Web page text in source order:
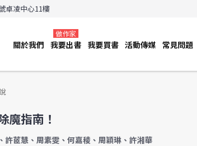
卓凌中心11樓
關於我們 我要出書
做作家
我要買書 活動傳媒 常見問題
魔指南！
許茝慧、周素雯、何嘉稜、周穎琳、許湘華